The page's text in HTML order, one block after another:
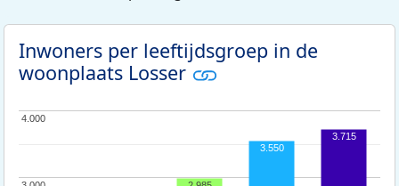
Inwoners per leeftijdsgroep in de
woonplaats Losser
4.000
4.000
3.550
3.715